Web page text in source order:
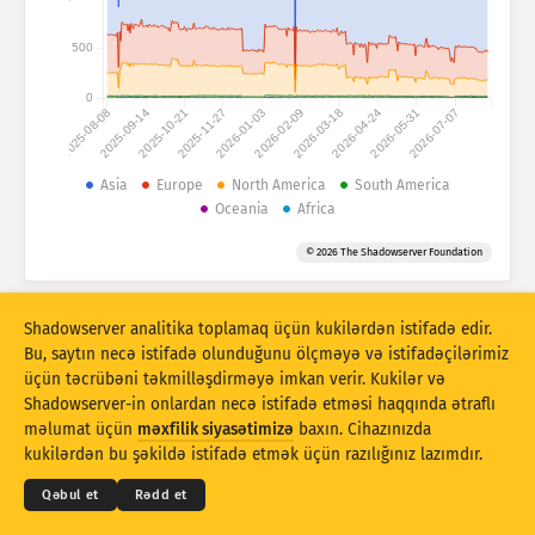
Hücum statistikası: Həssas məqamlar
Hücum statistikası: Cihazlar
Teqlər
Ölkələr
Qruplaşdır:
Stacking
Yığılıb Üst-üstə düşür
Nəticələri avtomatik olaraq yeniləyir
Yenilə Sıfırla
PNG kimi endirin
2025-08-082025-09-142025-10-212025-11-272026-01-032026-02-092026-03-182026-04-242026-05-312026-07-07
0
500
Asia Europe North America
South America
Oceania
Africa
© 2026 The Shadowserver Foundation
© 2026THE SHADOWSERVER FOUNDATION
Məxfilik və Şərtlər
Bizimlə əlaqə saxlayın
Kreditlər
Shadowserver analitika toplamaq üçün kukilərdən istifadə edir.
Bu, saytın necə istifadə olunduğunu ölçməyə və istifadəçilərimiz
üçün təcrübəni təkmilləşdirməyə imkan verir. Kukilər və
Shadowserver-in onlardan necə istifadə etməsi haqqında ətraflı
məlumat üçün məxfilik siyasətimizə baxın. Cihazınızda
kukilərdən bu şəkildə istifadə etmək üçün razılığınız lazımdır.
Qəbul et Rədd et